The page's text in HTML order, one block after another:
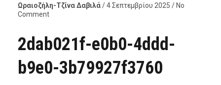
Ωραιοζήλη-Τζίνα Δαβιλά/ 4 Σεπτεμβρίου 2025 / No
Comment
2dab021f-e0b0-4ddd-
b9e0-3b79927f3760